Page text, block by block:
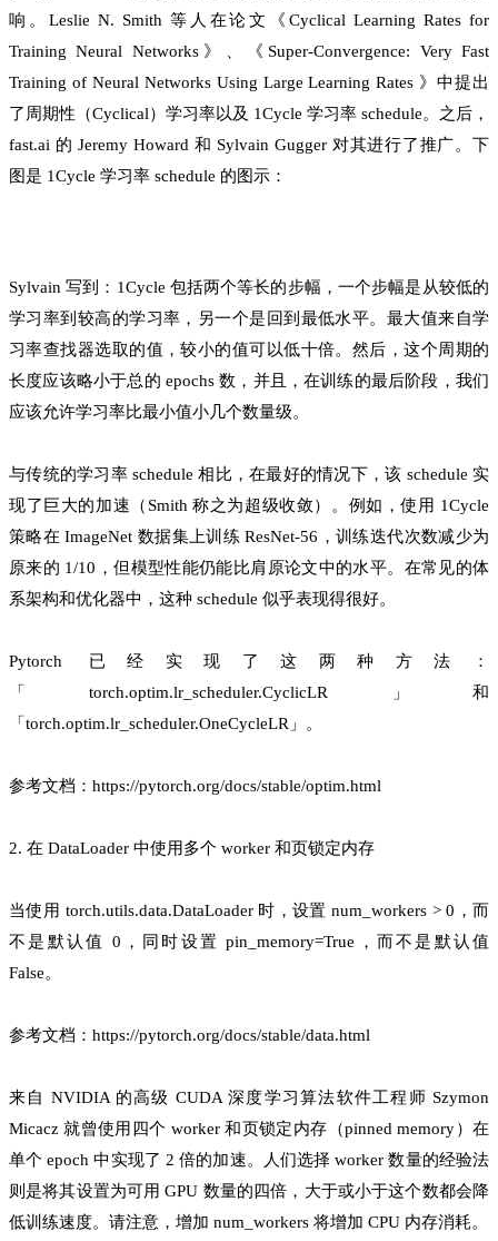
响。Leslie N. Smith 等人在论文《Cyclical Learning Rates for
Training Neural Networks》、《Super-Convergence: Very Fast
Training of Neural Networks Using Large Learning Rates 》中提出
了周期性（Cyclical）学习率以及 1Cycle 学习率 schedule。之后，
fast.ai 的 Jeremy Howard 和 Sylvain Gugger 对其进行了推广。下
图是 1Cycle 学习率 schedule 的图示：
Sylvain 写到：1Cycle 包括两个等长的步幅，一个步幅是从较低的
学习率到较高的学习率，另一个是回到最低水平。最大值来自学
习率查找器选取的值，较小的值可以低十倍。然后，这个周期的
长度应该略小于总的 epochs 数，并且，在训练的最后阶段，我们
应该允许学习率比最小值小几个数量级。
与传统的学习率 schedule 相比，在最好的情况下，该 schedule 实
现了巨大的加速（Smith 称之为超级收敛）。例如，使用 1Cycle
策略在 ImageNet 数据集上训练 ResNet-56，训练迭代次数减少为
原来的 1/10，但模型性能仍能比肩原论文中的水平。在常见的体
系架构和优化器中，这种 schedule 似乎表现得很好。
Pytorch 已经实现了这两种方法：
「torch.optim.lr_scheduler.CyclicLR」和
「torch.optim.lr_scheduler.OneCycleLR」。
参考文档：https://pytorch.org/docs/stable/optim.html
2. 在 DataLoader 中使用多个 worker 和页锁定内存
当使用 torch.utils.data.DataLoader 时，设置 num_workers > 0，而
不是默认值 0，同时设置 pin_memory=True，而不是默认值
False。
参考文档：https://pytorch.org/docs/stable/data.html
来自 NVIDIA 的高级 CUDA 深度学习算法软件工程师 Szymon
Micacz 就曾使用四个 worker 和页锁定内存（pinned memory）在
单个 epoch 中实现了 2 倍的加速。人们选择 worker 数量的经验法
则是将其设置为可用 GPU 数量的四倍，大于或小于这个数都会降
低训练速度。请注意，增加 num_workers 将增加 CPU 内存消耗。